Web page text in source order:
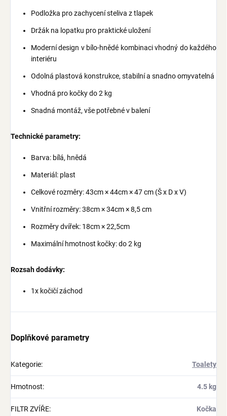
Podložka pro zachycení steliva z tlapek
Držák na lopatku pro praktické uložení
Moderní design v bílo-hnědé kombinaci vhodný do každého
interiéru
Odolná plastová konstrukce, stabilní a snadno omyvatelná
Vhodná pro kočky do 2 kg
Snadná montáž, vše potřebné v balení
Technické parametry:
Barva: bílá, hnědá
Materiál: plast
Celkové rozměry: 43cm × 44cm × 47 cm (Š x D x V)
Vnitřní rozměry: 38cm × 34cm × 8,5 cm
Rozměry dvířek: 18cm × 22,5cm
Maximální hmotnost kočky: do 2 kg
Rozsah dodávky:
1x kočičí záchod
Doplňkové parametry
Kategorie: Toalety
Hmotnost: 4.5 kg
FILTR ZVÍŘE: Kočka